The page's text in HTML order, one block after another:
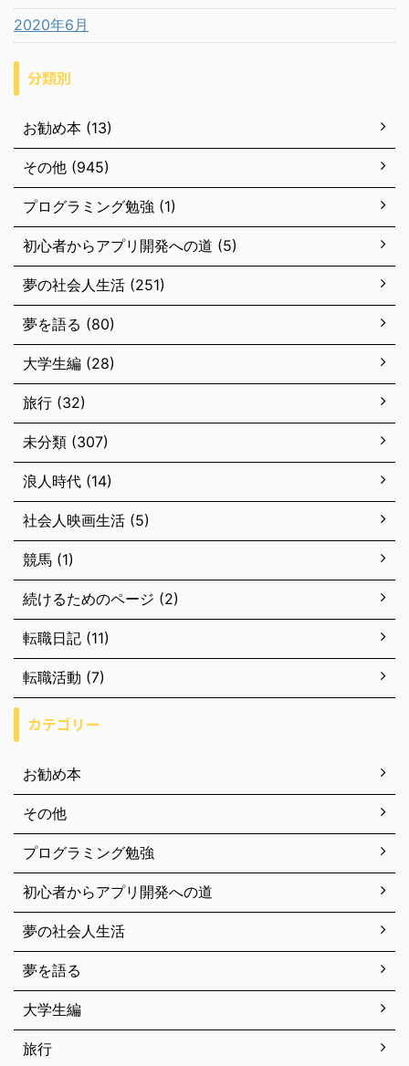
2020年6月
分類別
お勧め本 (13)
その他 (945)
プログラミング勉強 (1)
初心者からアプリ開発への道 (5)
夢の社会人生活 (251)
夢を語る (80)
大学生編 (28)
旅行 (32)
未分類 (307)
浪人時代 (14)
社会人映画生活 (5)
競馬 (1)
続けるためのページ (2)
転職日記 (11)
転職活動 (7)
カテゴリー
お勧め本
その他
プログラミング勉強
初心者からアプリ開発への道
夢の社会人生活
夢を語る
大学生編
旅行